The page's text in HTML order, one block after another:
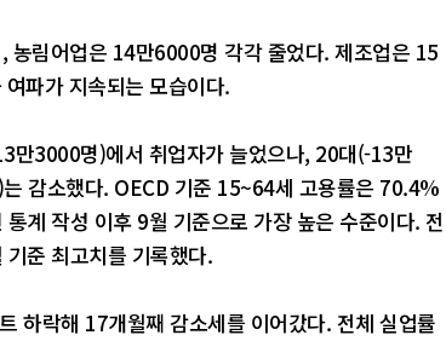
림어업은 14만6000명 각각 줄었다. 제조업은 15
파가 지속되는 모습이다.
3000명)에서 취업자가 늘었으나, 20대(-13만
감소했다. OECD 기준 15~64세 고용률은 70.4%
계 작성 이후 9월 기준으로 가장 높은 수준이다. 전
준 최고치를 기록했다.
하락해 17개월째 감소세를 이어갔다. 전체 실업률